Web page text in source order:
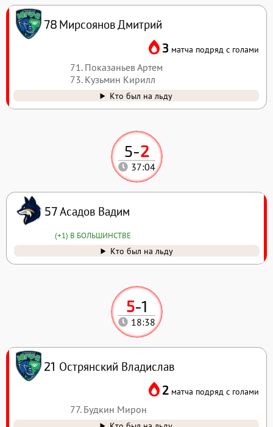
5-1
18:38
21 Острянский Владислав
2 матча подряд с голами
77. Будкин Мирон
5-2
37:04
57Асадов Вадим
(+1) В БОЛЬШИНСТВЕ
Кто был на льду
78 Мирсоянов Дмитрий
3 матча подряд с голами
71. Показаньев Артем
73. Кузьмин Кирилл
Кто был на льду